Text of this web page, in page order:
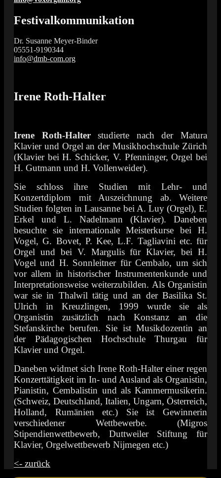
Festivalkommunikation
Dr. Susanne Meyer-Binder
05551-9190344
info@dmb-com.org
Vox Organi
Irene Roth-Halter
Irene Roth-Halterstudierte nach der Matura
Klavier und Orgel an der Musikhochschule Zürich
(Klavier bei H. Schicker, V. Pfenninger, Orgel bei
H. Gutmann und H. Vollenweider).
Sie schloss ihre Studien mit Lehr- und
Konzertdiplom mit Auszeichnung ab. Weitere
Studien folgten in Lausanne bei A. Luy (Orgel), E.
Erkel und L. Nadelmann (Klavier). Daneben
besuchte sie internationale Meisterkurse bei H.
Vogel, G. Bovet, P. Kee, L.F. Tagliavini etc. für
Orgel und bei V. Margulis für Klavier, bei H.
Vogel und H. Sonnleitner für Cembalo, um sich
vor allem in historischer Instrumentenkunde und
Interpretationsweise weiterzubilden. Als Organistin
war sie in Thalwil tätig und an der Basilika St.
Ulrich in Kreuzlingen, 1999 wurde sie als
Organistin zusätzlich nach Konstanz an die
Stefanskirche berufen. Sie ist Musikdozentin an
der Pädagogischen Hochschule Thurgau für
Klavier und Orgel.
Daneben widmet sich Irene Roth-Halter einer regen
Konzerttätigkeit im In- und Ausland als Organistin,
Pianistin, Cembalistin und als Kammermusikerin.
(Schweiz, Deutschland, Italien, Ungarn, Österreich,
Holland, Rumänien etc.) Sie ist Gewinnerin
verschiedener Wettbewerbe. (Migros
Stipendienwettbewerb, Duttweiler Stiftung für
Klavier, Orgelwettbewerb Nijmegen etc.)
<- zurück